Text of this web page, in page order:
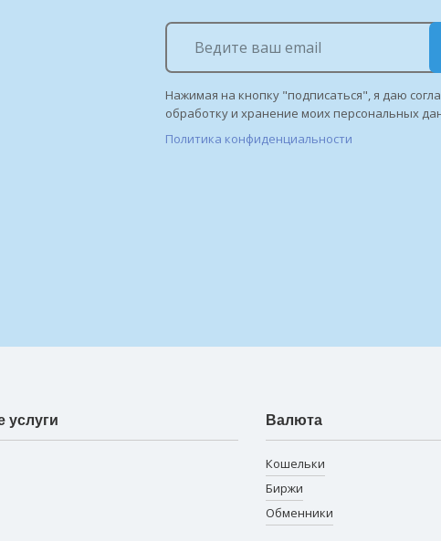
Нажимая на кнопку "подписаться", я даю
обработку и хранение моих персональных
Политика конфиденциальности
услуги Валюта
Кошельки
Биржи
Обменники